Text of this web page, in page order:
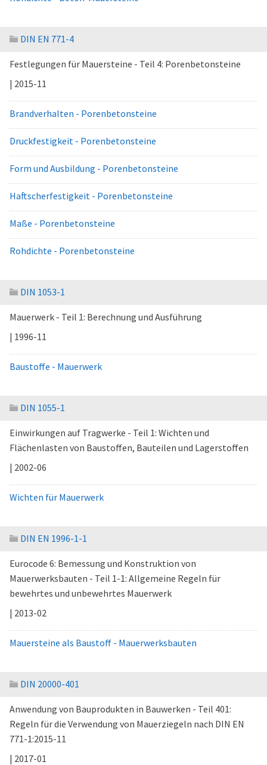
DIN EN 771-4
Festlegungen für Mauersteine - Teil 4: Porenbetonsteine
| 2015-11
Brandverhalten - Porenbetonsteine
Druckfestigkeit - Porenbetonsteine
Form und Ausbildung - Porenbetonsteine
Haftscherfestigkeit - Porenbetonsteine
Maße - Porenbetonsteine
Rohdichte - Porenbetonsteine
DIN 1053-1
Mauerwerk - Teil 1: Berechnung und Ausführung
| 1996-11
Baustoffe - Mauerwerk
DIN 1055-1
Einwirkungen auf Tragwerke - Teil 1: Wichten und
Flächenlasten von Baustoffen, Bauteilen und Lagerstoffen
| 2002-06
Wichten für Mauerwerk
DIN EN 1996-1-1
Eurocode 6: Bemessung und Konstruktion von
Mauerwerksbauten - Teil 1-1: Allgemeine Regeln für
bewehrtes und unbewehrtes Mauerwerk
| 2013-02
Mauersteine als Baustoff - Mauerwerksbauten
DIN 20000-401
Anwendung von Bauprodukten in Bauwerken - Teil 401:
Regeln für die Verwendung von Mauerziegeln nach DIN EN
771-1:2015-11
| 2017-01